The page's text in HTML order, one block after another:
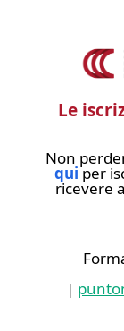
Le
Non
quiper
ricevere
|